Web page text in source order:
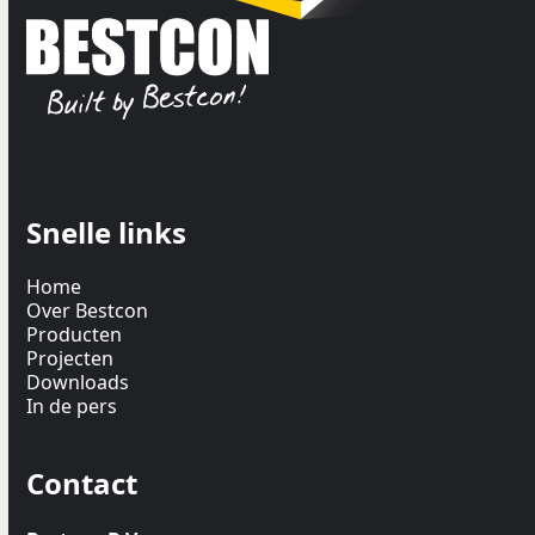
Snelle links
Home
Over Bestcon
Producten
Projecten
Downloads
In de pers
Contact